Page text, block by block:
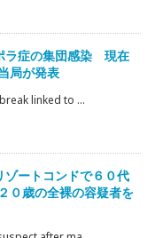
ラ症の集団感染 現在
局が発表
linked to ...
ゾートコンドで６０代
歳の全裸の容疑者を